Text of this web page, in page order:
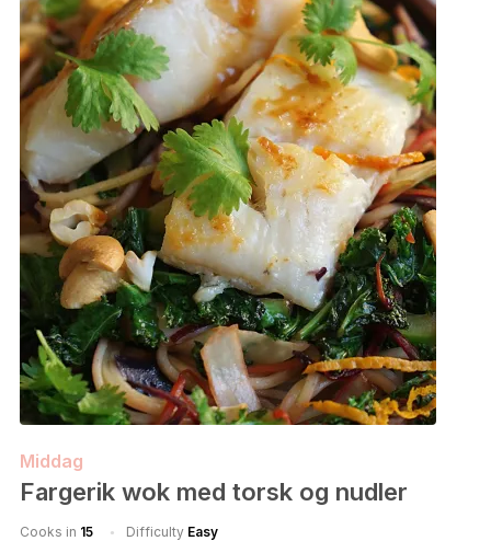
Middag
Fargerik wok med torsk og nudler
Cooks in 15 Difficulty Easy